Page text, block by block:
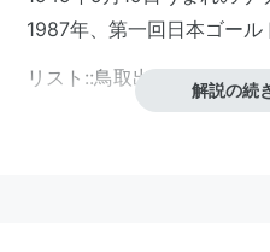
1987年、第一回日本ゴール
リスト::鳥取出身
解説の続